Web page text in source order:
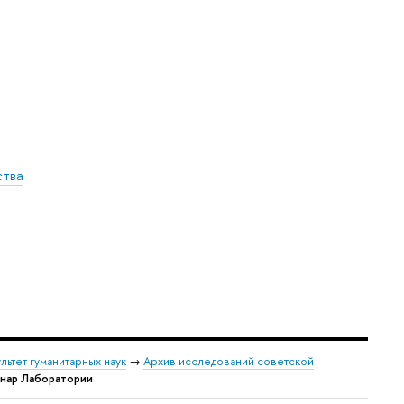
гуманитарных наук → Архив исследований советской
Лаборатории